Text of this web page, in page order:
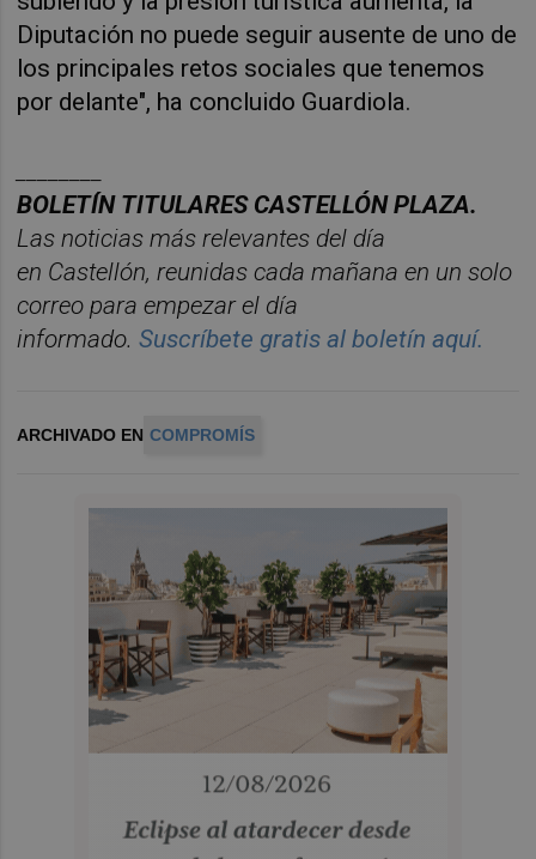
Diputación no puede seguir ausente de uno de
los principales retos sociales que tenemos
por delante", ha concluido Guardiola.
BOLETÍNTITULARES CASTELLÓNPLAZA.
Las noticias más relevantes del día
en Castellón, reunidas cada mañana en un solo
correo para empezar el día
informado. Suscríbete gratis alboletín aquí.
ARCHIVADO EN COMPROMÍS